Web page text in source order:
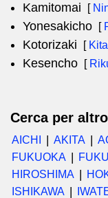
Kamitomai [
Yonesakicho [
Kotorizaki [
Kesencho [
Cerca per
AICHI AKITA
FUKUOKA
HIROSHIMA
ISHIKAWA